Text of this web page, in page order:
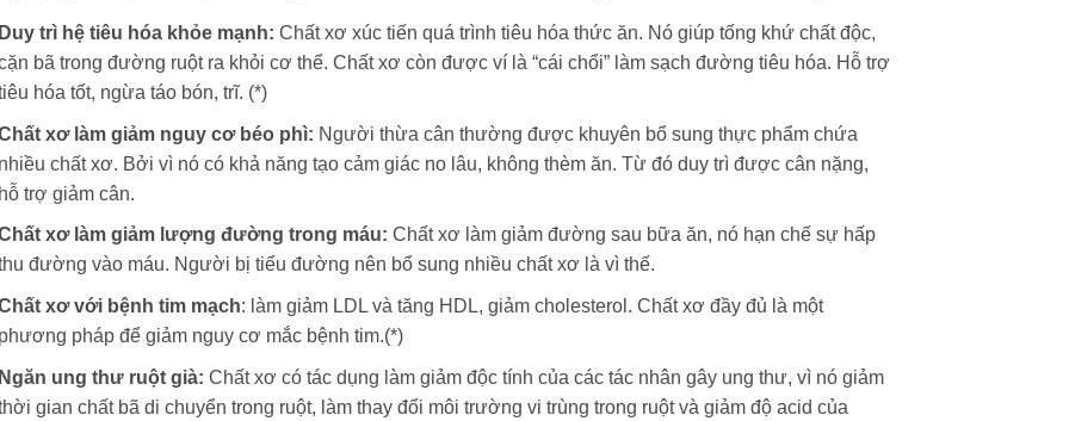
trì hệ tiêu hóa khỏe mạnh:Chất xơ xúc tiến quá trình tiêu hóa thức ăn. Nó giúp tống khứ chất độc,
bã trong đường ruột ra khỏi cơ thể. Chất xơ còn được ví là “cái chổi” làm sạch đường tiêu hóa. Hỗ trợ
hóa tốt, ngừa táo bón, trĩ. (*)
xơ làm giảm nguy cơ béo phì: Người thừa cân thường được khuyên bổ sung thực phẩm chứa
chất xơ. Bởi vì nó có khả năng tạo cảm giác no lâu, không thèm ăn. Từ đó duy trì được cân nặng,
trợ giảm cân.
xơ làm giảm lượng đường trong máu: Chất xơ làm giảm đường sau bữa ăn, nó hạn chế sự hấp
đường vào máu. Người bị tiểu đường nên bổ sung nhiều chất xơ là vì thế.
xơ với bệnh tim mạch: làm giảm LDL và tăng HDL, giảm cholesterol. Chất xơ đầy đủ là một
pháp để giảm nguy cơ mắc bệnh tim.(*)
ung thư ruột già:Chất xơ có tác dụng làm giảm độc tính của các tác nhân gây ung thư, vì nó giảm
gian chất bã di chuyển trong ruột, làm thay đổi môi trường vi trùng trong ruột và giảm độ acid của